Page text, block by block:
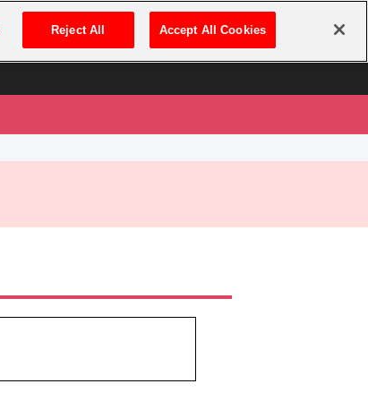
ログイン・新規登録
Reject All Accept All Cookies